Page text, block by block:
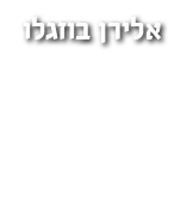
אלירן בוזגלו